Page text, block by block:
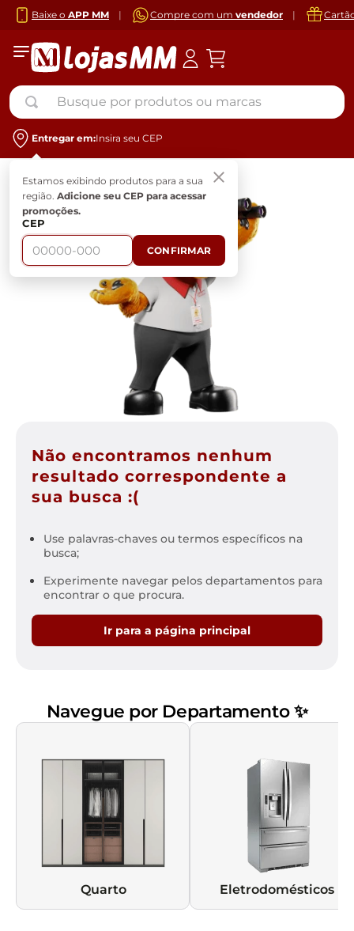
Baixe o APP MM | Compre com um vendedor |
Busque por produtos ou marcas
Entregar em:Insira seu CEP
Estamos exibindo produtos para a sua
região. Adicione seu CEP para acessar
promoções.
CEP
CONFIRMAR
Não encontramos nenhum
resultado correspondente a
sua busca :(
Use palavras-chaves ou termos específicos na
busca;
Experimente navegar pelos departamentos para
encontrar o que procura.
Ir para a página principal
Navegue por Departamento ✨
Quarto Eletrodomésticos